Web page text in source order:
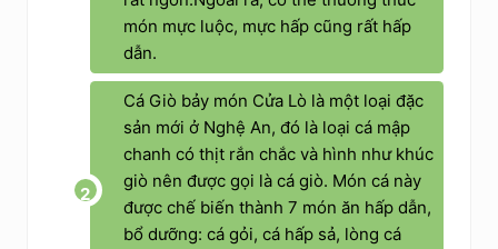
món mực luộc, mực hấp cũng rất hấp
dẫn.
Cá Giò bảy món Cửa Lò là một loại đặc
sản mới ở Nghệ An, đó là loại cá mập
chanh có thịt rắn chắc và hình như khúc
giò nên được gọi là cá giò. Món cá này
được chế biến thành 7 món ăn hấp dẫn,
bổ dưỡng: cá gỏi, cá hấp sả, lòng cá